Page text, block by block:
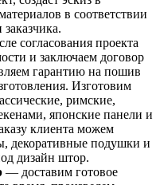
в соответствии
согласования проекта
и заключаем договор
гарантию на пошив
Изготовим
римские,
японские панели и
клиента можем
декоративные подушки и
дизайн штор.
— доставим готовое